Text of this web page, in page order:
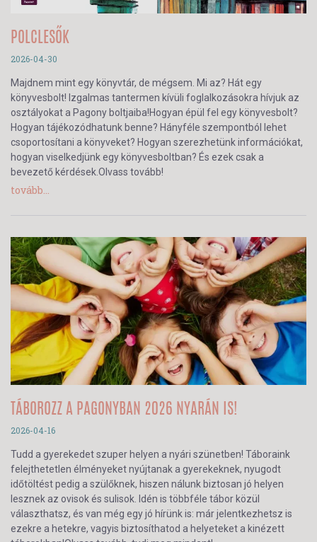
POLCLESŐK
2026-04-30
Majdnem mint egy könyvtár, de mégsem. Mi az? Hát egy
könyvesbolt! Izgalmas tantermen kívüli foglalkozásokra hívjuk az
osztályokat a Pagony boltjaiba!Hogyan épül fel egy könyvesbolt?
Hogyan tájékozódhatunk benne? Hányféle szempontból lehet
csoportosítani a könyveket? Hogyan szerezhetünk információkat,
hogyan viselkedjünk egy könyvesboltban? És ezek csak a
bevezető kérdések.Olvass tovább!
tovább...
TÁBOROZZ A PAGONYBAN 2026 NYARÁN IS!
2026-04-16
Tudd a gyerekedet szuper helyen a nyári szünetben! Táboraink
felejthetetlen élményeket nyújtanak a gyerekeknek, nyugodt
időtöltést pedig a szülőknek, hiszen nálunk biztosan jó helyen
lesznek az ovisok és sulisok. Idén is többféle tábor közül
választhatsz, és van még egy jó hírünk is: már jelentkezhetsz is
ezekre a hetekre, vagyis biztosíthatod a helyeteket a kinézett